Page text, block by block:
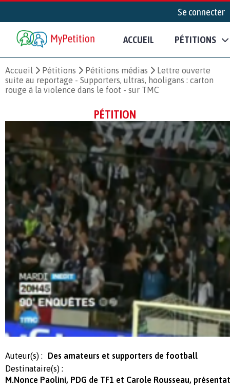
Se connecter
ACCUEIL PÉTITIONS
Accueil Pétitions Pétitions médias
Lettre ouverte
suite au reportage - Supporters, ultras, hooligans : carton
rouge à la violence dans le foot - sur TMC
PÉTITION
Auteur(s) :
Des amateurs et supporters de football
Destinataire(s) :
M.Nonce Paolini, PDG de TF1 et Carole Rousseau,